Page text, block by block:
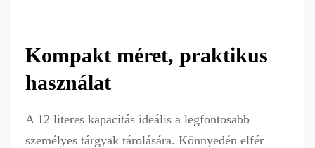
Kompakt méret, praktikus
használat
A 12 literes kapacitás ideális a legfontosabb
személyes tárgyak tárolására. Könnyedén elfér